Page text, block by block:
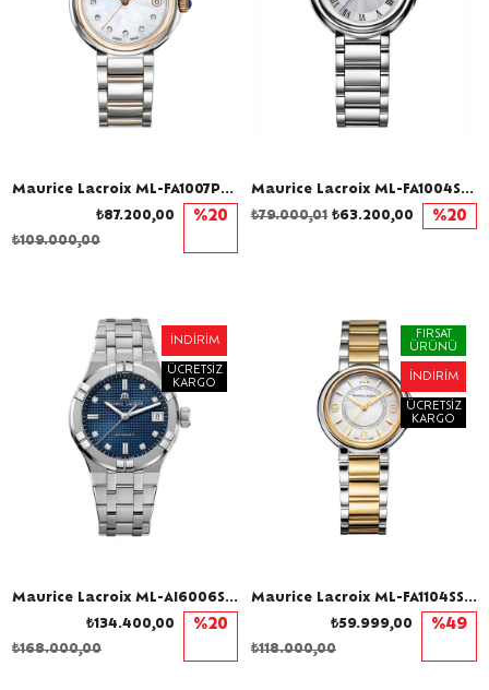
Maurice Lacroix ML-FA1007PVP13170-1 Pırlantalı Kadın Kol Saati
₺87.200,00
₺109.000,00
%20
Maurice Lacroix ML-FA1004SS002110-1 Kadın Kol Saati
₺63.200,00
₺79.000,01 %20
Maurice Lacroix ML-AI6006SS002450-1 Pırlantalı Kadın Kol Saati
İNDIRIM
ÜCRETSIZ
KARGO
₺134.400,00
₺168.000,00
%20
Maurice Lacroix ML-FA1104SSY13B20-1 Pırlantalı Kadın Kol Saati
FIRSAT
ÜRÜNÜ
İNDIRIM
ÜCRETSIZ
KARGO
₺59.999,00
₺118.000,00
%49